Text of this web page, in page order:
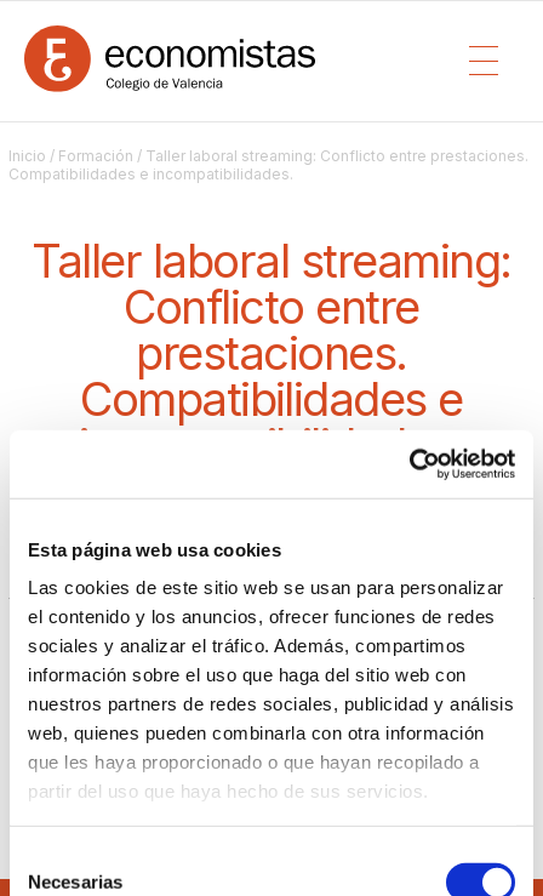
Esta página web usa cookies
Las cookies de este sitio web se usan para personalizar
el contenido y los anuncios, ofrecer funciones de redes
sociales y analizar el tráfico. Además, compartimos
información sobre el uso que haga del sitio web con
nuestros partners de redes sociales, publicidad y análisis
web, quienes pueden combinarla con otra información
que les haya proporcionado o que hayan recopilado a
partir del uso que haya hecho de sus servicios.
de Necesarias
Inicio / Formación / Taller laboral streaming: Conflicto entre prestaciones.
Compatibilidades e incompatibilidades.
Taller laboral streaming:
Conflicto entre
prestaciones.
Compatibilidades e
incompatibilidades.
HORAS)
Comisión de relaciones laborales
Ver más información del curso pulsando el
enlace.
Inscribirse al curso